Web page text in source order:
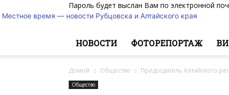
Пароль будет выслан Вам по электронной
Местное время — новости Рубцовска и Алтайского края
НОВОСТИ ФОТОРЕПОРТАЖ
Домой Общество Председатель Алтайского
Общество